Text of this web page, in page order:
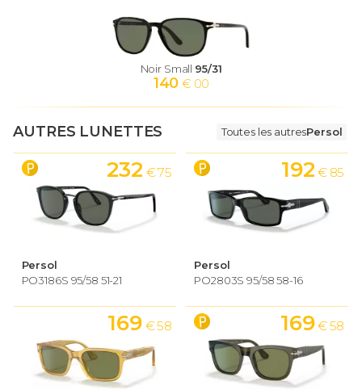
Noir Small 95/31
140 € 00
AUTRES LUNETTES Toutes les autresPersol
Persol
PO3186S 95/58 51-21
232 € 75
Persol
PO2803S 95/58 58-16
192 € 85
169 € 58 169 € 58